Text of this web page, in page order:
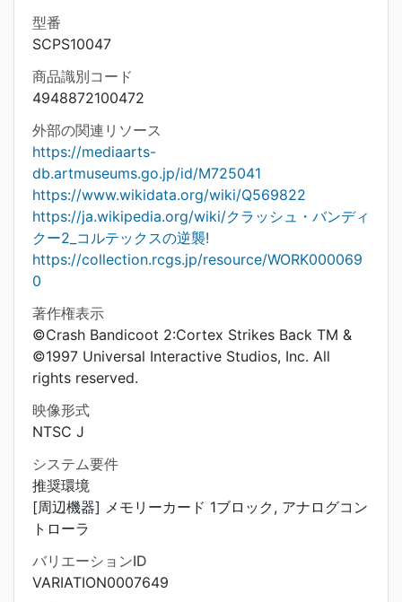
型番
SCPS10047
商品識別コード
4948872100472
外部の関連リソース
https://mediaarts-
db.artmuseums.go.jp/id/M725041
https://www.wikidata.org/wiki/Q569822
https://ja.wikipedia.org/wiki/クラッシュ・バンディ
クー2_コルテックスの逆襲!
https://collection.rcgs.jp/resource/WORK000069
0
著作権表示
©Crash Bandicoot 2:Cortex Strikes Back TM &
©1997 Universal Interactive Studios, Inc. All
rights reserved.
映像形式
NTSC J
システム要件
推奨環境
[周辺機器] メモリーカード 1ブロック, アナログコン
トローラ
バリエーションID
VARIATION0007649